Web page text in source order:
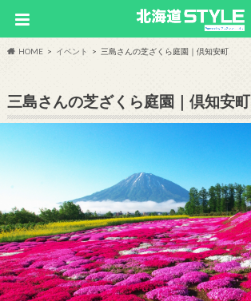
HOME イベント 三島さんの芝ざくら庭園｜倶知安町
三島さんの芝ざくら庭園｜倶知安町